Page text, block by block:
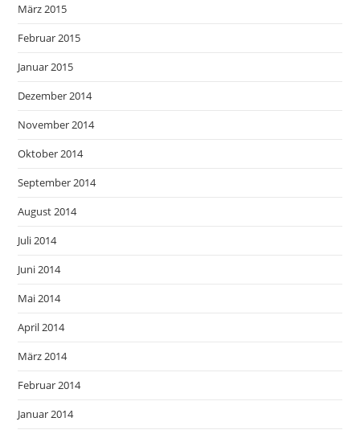
März 2015
Februar 2015
Januar 2015
Dezember 2014
November 2014
Oktober 2014
September 2014
August 2014
Juli 2014
Juni 2014
Mai 2014
April 2014
März 2014
Februar 2014
Januar 2014